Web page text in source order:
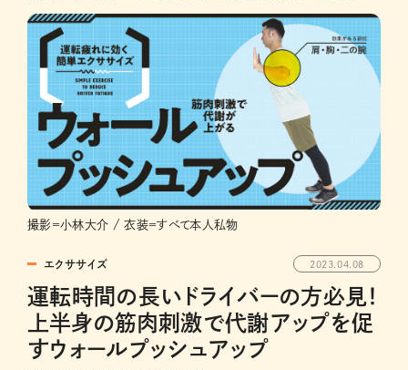
撮影＝小林大介 / 衣装＝すべて本人私物
エクササイズ 2023.04.08
運転時間の長いドライバーの方必見！
上半身の筋肉刺激で代謝アップを促
すウォールプッシュアップ